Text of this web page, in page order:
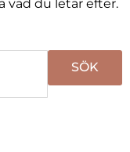
vad du letar efter.